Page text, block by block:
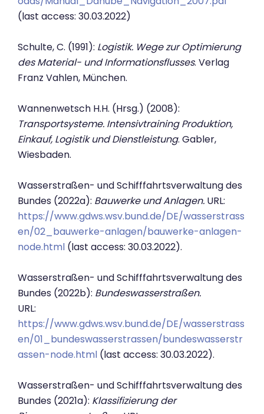
(last access: 30.03.2022)
Schulte, C. (1991): Logistik. Wege zur Optimierung
des Material- und Informationsflusses. Verlag
Franz Vahlen, München.
Wannenwetsch H.H. (Hrsg.) (2008):
Transportsysteme. Intensivtraining Produktion,
Einkauf, Logistik und Dienstleistung. Gabler,
Wiesbaden.
Wasserstraßen- und Schifffahrtsverwaltung des
Bundes (2022a): Bauwerke und Anlagen. URL:
https://www.gdws.wsv.bund.de/DE/wasserstrass
en/02_bauwerke-anlagen/bauwerke-anlagen-
node.html (last access: 30.03.2022).
Wasserstraßen- und Schifffahrtsverwaltung des
Bundes (2022b): Bundeswasserstraßen.
URL:
https://www.gdws.wsv.bund.de/DE/wasserstrass
en/01_bundeswasserstrassen/bundeswasserstr
assen-node.html (last access: 30.03.2022).
Wasserstraßen- und Schifffahrtsverwaltung des
Bundes (2021a): Klassifizierung der